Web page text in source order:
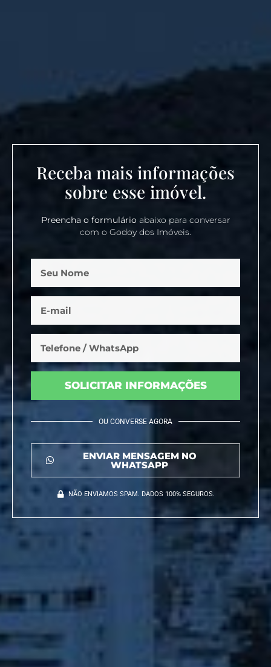
Receba mais informações
sobre esse imóvel.
Preencha o formulárioabaixo para conversar
com o Godoy dos Imóveis.
SOLICITAR INFORMAÇÕES
OU CONVERSE AGORA
ENVIAR MENSAGEM NO
WHATSAPP
NÃO ENVIAMOS SPAM. DADOS 100% SEGUROS.